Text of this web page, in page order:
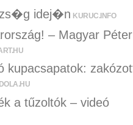
idej�n KURUC.INFO
– Magyar Péter
kupacsapatok:
a tűzoltók – videó